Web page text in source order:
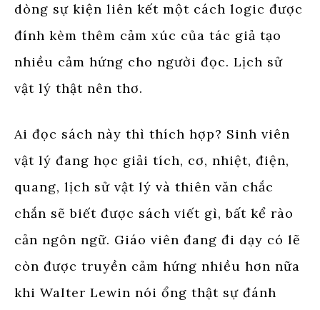
dòng sự kiện liên kết một cách logic được
đính kèm thêm cảm xúc của tác giả tạo
nhiều cảm hứng cho người đọc. Lịch sử
vật lý thật nên thơ.
Ai đọc sách này thì thích hợp? Sinh viên
vật lý đang học giải tích, cơ, nhiệt, điện,
quang, lịch sử vật lý và thiên văn chắc
chắn sẽ biết được sách viết gì, bất kể rào
cản ngôn ngữ. Giáo viên đang đi dạy có lẽ
còn được truyền cảm hứng nhiều hơn nữa
khi Walter Lewin nói ổng thật sự đánh